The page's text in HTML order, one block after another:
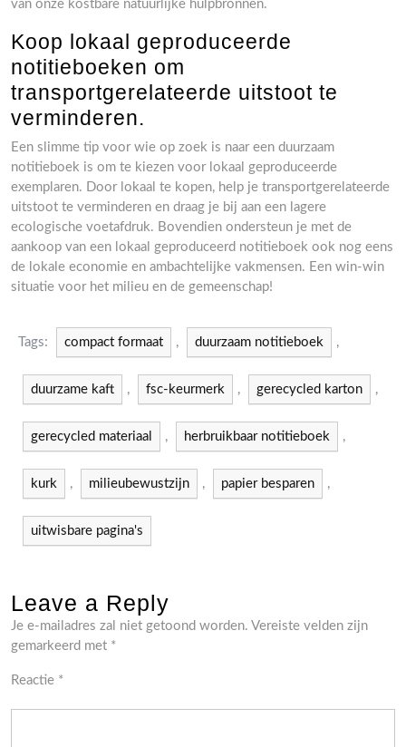
van onze kostbare natuurlijke hulpbronnen.
Koop lokaal geproduceerde
notitieboeken om
transportgerelateerde uitstoot te
verminderen.
Een slimme tip voor wie op zoek is naar een duurzaam
notitieboek is om te kiezen voor lokaal geproduceerde
exemplaren. Door lokaal te kopen, help je transportgerelateerde
uitstoot te verminderen en draag je bij aan een lagere
ecologische voetafdruk. Bovendien ondersteun je met de
aankoop van een lokaal geproduceerd notitieboek ook nog eens
de lokale economie en ambachtelijke vakmensen. Een win-win
situatie voor het milieu en de gemeenschap!
Tags: compact formaat , duurzaam notitieboek ,
duurzame kaft , fsc-keurmerk , gerecycled karton ,
gerecycled materiaal , herbruikbaar notitieboek ,
kurk , milieubewustzijn , papier besparen ,
uitwisbare pagina's
Leave a Reply
Je e-mailadres zal niet getoond worden. Vereiste velden zijn
gemarkeerd met *
Reactie *